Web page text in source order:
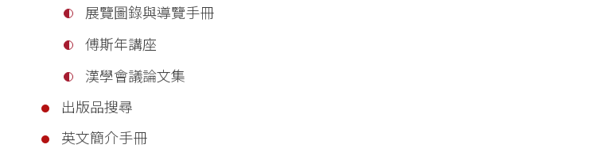
展覽圖錄與導覽手冊
傅斯年講座
漢學會議論文集
出版品搜尋
英文簡介手冊